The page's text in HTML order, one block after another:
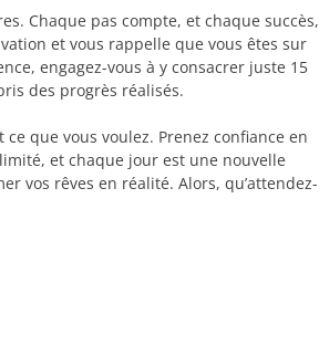
Chaque pas compte, et chaque succès,
et vous rappelle que vous êtes sur
engagez-vous à y consacrer juste 15
des progrès réalisés.
que vous voulez. Prenez confiance en
et chaque jour est une nouvelle
vos rêves en réalité. Alors, qu’attendez-